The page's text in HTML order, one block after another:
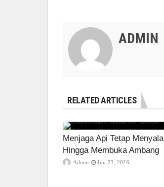
ADMIN
RELATED ARTICLES
Menjaga Api Tetap Menyala
Hingga Membuka Ambang
Admin Jun 23, 2026